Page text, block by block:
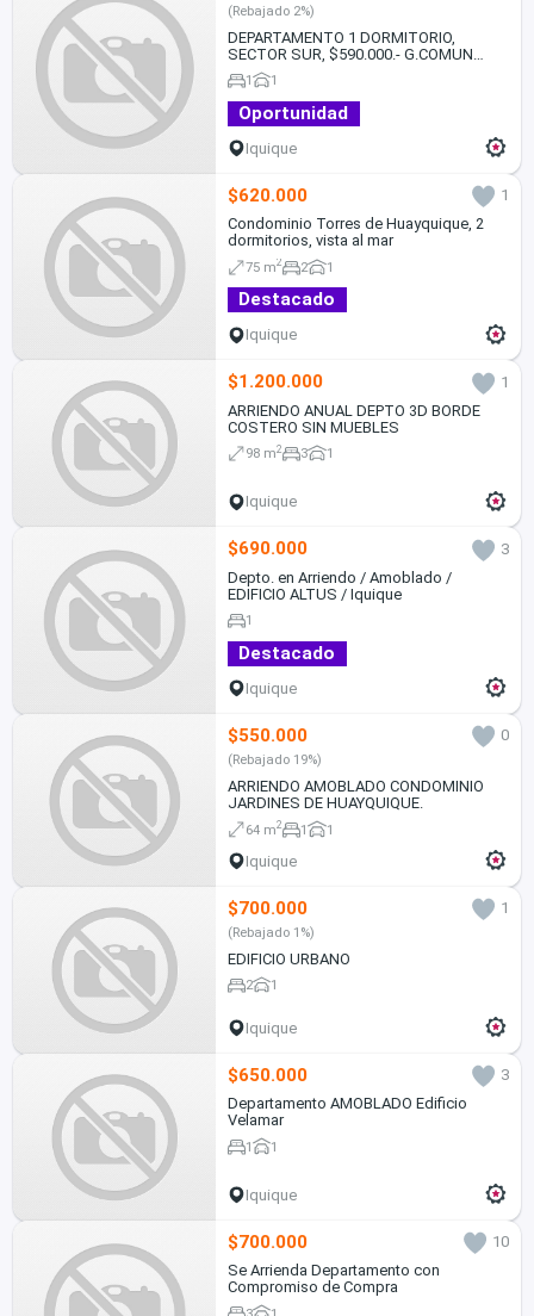
(Rebajado 2%)
DEPARTAMENTO 1 DORMITORIO,
SECTOR SUR, $590.000.- G.COMUN
INCLUIDO
1 1
Oportunidad
Iquique
$620.000
1
Condominio Torres de Huayquique, 2
dormitorios, vista al mar
75 m2 2 1
Destacado
Iquique
$1.200.000
1
ARRIENDO ANUAL DEPTO 3D BORDE
COSTERO SIN MUEBLES
98 m2 3 1
Iquique
$690.000
3
Depto. en Arriendo / Amoblado /
EDIFICIO ALTUS / Iquique
1
Destacado
Iquique
$550.000 0
(Rebajado 19%)
ARRIENDO AMOBLADO CONDOMINIO
JARDINES DE HUAYQUIQUE.
64 m2 1 1
Iquique
$700.000 1
(Rebajado 1%)
EDIFICIO URBANO
2 1
Iquique
$650.000
3
Departamento AMOBLADO Edificio
Velamar
1 1
Iquique
$700.000
10
Se Arrienda Departamento con
Compromiso de Compra